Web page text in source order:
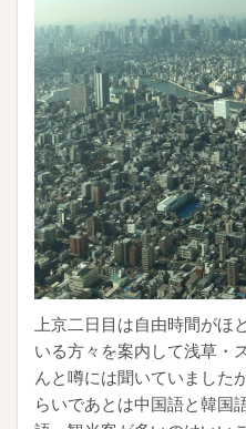
上京二日目は自由時間がほ
いる方々を案内して浅草・
んと噂には聞いていました
らいであとは中国語と韓国